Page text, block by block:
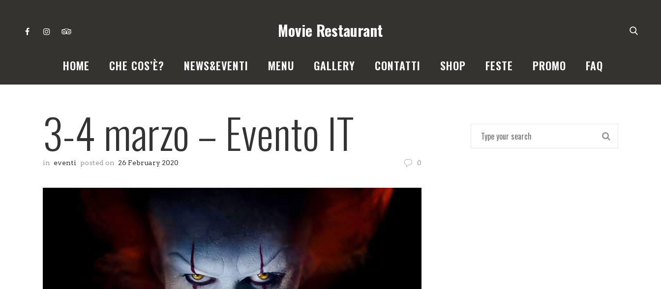
Movie Restaurant
HOME CHE COS’È? NEWS&EVENTI MENU GALLERY CONTATTI SHOP FESTE PROMO FAQ
3-4 marzo – Evento IT
in eventi posted on 26 February 2020 0